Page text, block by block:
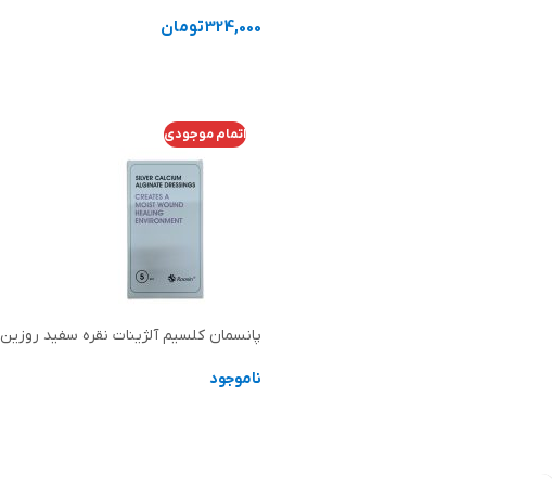
324,000تومان
اتمام موجودی
پانسمان کلسیم آلژینات نقره سفید روزین
ناموجود